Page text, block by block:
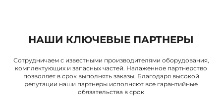
НАШИ КЛЮЧЕВЫЕ ПАРТНЕРЫ
Сотрудничаем с известными производителями оборудования,
комплектующих и запасных частей. Налаженное партнерство
позволяет в срок выполнять заказы. Благодаря высокой
репутации наши партнеры исполняют все гарантийные
обязательства в срок